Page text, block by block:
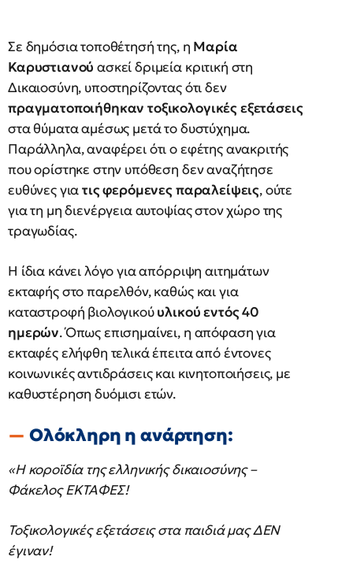
Σε δημόσια τοποθέτησή της, η Μαρία
Καρυστιανού ασκεί δριμεία κριτική στη
Δικαιοσύνη, υποστηρίζοντας ότι δεν
πραγματοποιήθηκαν τοξικολογικές εξετάσεις
στα θύματα αμέσως μετά το δυστύχημα.
Παράλληλα, αναφέρει ότι ο εφέτης ανακριτής
που ορίστηκε στην υπόθεση δεν αναζήτησε
ευθύνες γιατις φερόμενες παραλείψεις, ούτε
για τη μη διενέργεια αυτοψίας στον χώρο της
τραγωδίας.
Η ίδια κάνει λόγο για απόρριψη αιτημάτων
εκταφής στο παρελθόν, καθώς και για
καταστροφή βιολογικούυλικού εντός 40
ημερών. Όπως επισημαίνει, η απόφαση για
εκταφές ελήφθη τελικά έπειτα από έντονες
κοινωνικές αντιδράσεις και κινητοποιήσεις, με
καθυστέρηση δυόμισι ετών.
Ολόκληρη η ανάρτηση:
«Η κοροϊδία της ελληνικής δικαιοσύνης –
Φάκελος ΕΚΤΑΦΕΣ!
Τοξικολογικές εξετάσεις στα παιδιά μας ΔΕΝ
έγιναν!